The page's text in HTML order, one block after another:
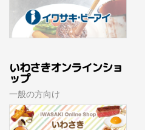
いわさきオンラインショ
ップ
一般の方向け